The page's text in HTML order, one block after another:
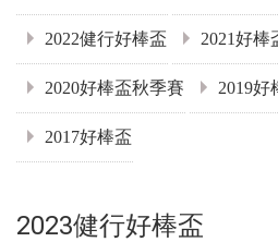
2022健行好棒盃 2021好棒
2020好棒盃秋季賽 2019好
2017好棒盃
2023健行好棒盃